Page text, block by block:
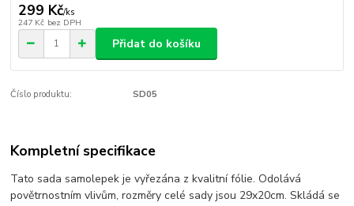
299 Kč/ks
247 Kč bez DPH
Přidat do košíku
Číslo produktu: SD05
Kompletní specifikace
Tato sada samolepek je vyřezána z kvalitní fólie. Odolává
povětrnostním vlivům, rozměry celé sady jsou 29x20cm. Skládá se